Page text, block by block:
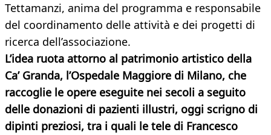
Tettamanzi, anima del programma e responsabile
del coordinamento delle attività e dei progetti di
ricerca dell’associazione.
L’idea ruota attorno al patrimonio artistico della
Ca’ Granda, l’Ospedale Maggiore di Milano, che
raccoglie le opere eseguite nei secoli a seguito
delle donazioni di pazienti illustri, oggi scrigno di
dipinti preziosi, tra i quali le tele di Francesco